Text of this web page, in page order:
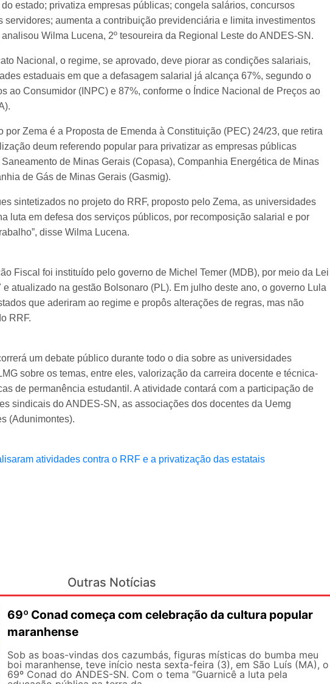
estado; privatiza empresas públicas; congela salários, concursos
servidores; aumenta a contribuição previdenciária e limita investimentos
Wilma Lucena, 2º tesoureira da Regional Leste do ANDES-SN.
Nacional, o regime, se aprovado, deve piorar as condições salariais,
estaduais em que a defasagem salarial já alcança 67%, segundo o
ao Consumidor (INPC) e 87%, conforme o Índice Nacional de Preços ao
por Zema é a Proposta de Emenda à Constituição (PEC) 24/23, que retira
deum referendo popular para privatizar as empresas públicas
de Minas Gerais (Copasa), Companhia Energética de Minas
de Gás de Minas Gerais (Gasmig).
sintetizados no projeto do RRF, proposto pelo Zema, as universidades
luta em defesa dos serviços públicos, por recomposição salarial e por
disse Wilma Lucena.
Fiscal foi instituído pelo governo de Michel Temer (MDB), por meio da Lei
e atualizado na gestão Bolsonaro (PL). Em julho deste ano, o governo Lula
que aderiram ao regime e propôs alterações de regras, mas não
RRF.
um debate público durante todo o dia sobre as universidades
sobre os temas, entre eles, valorização da carreira docente e técnica-
de permanência estudantil. A atividade contará com a participação de
sindicais do ANDES-SN, as associações dos docentes da Uemg
(Adunimontes).
atividades contra o RRF e a privatização das estatais
Outras Notícias
69º Conad começa com celebração da cultura popular
maranhense
Sob as boas-vindas dos cazumbás, figuras místicas do bumba meu
boi maranhense, teve início nesta sexta-feira (3), em São Luís (MA), o
69º Conad do ANDES-SN. Com o tema "Guarnicê a luta pela